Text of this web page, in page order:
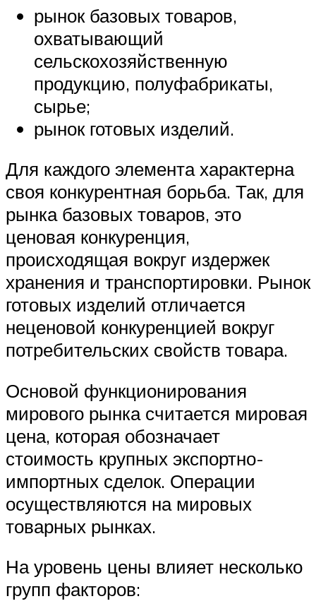
рынок базовых товаров,
охватывающий
сельскохозяйственную
продукцию, полуфабрикаты,
сырье;
рынок готовых изделий.
Для каждого элемента характерна
своя конкурентная борьба. Так, для
рынка базовых товаров, это
ценовая конкуренция,
происходящая вокруг издержек
хранения и транспортировки. Рынок
готовых изделий отличается
неценовой конкуренцией вокруг
потребительских свойств товара.
Основой функционирования
мирового рынка считается мировая
цена, которая обозначает
стоимость крупных экспортно-
импортных сделок. Операции
осуществляются на мировых
товарных рынках.
На уровень цены влияет несколько
групп факторов: